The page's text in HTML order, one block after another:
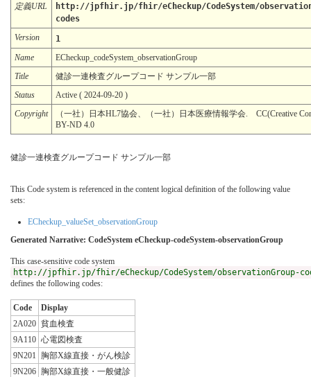
定義URL
http://jpfhir.jp/fhir/eCheckup/CodeSystem/
codes
Version
1
Name
ECheckup_codeSystem_observationGroup
Title
健診一連検査グループコード サンプル一部
Status
Active ( 2024-09-20 )
Copyright
（一社）日本HL7協会、（一社）日本医療情報学会. CC(Creative
BY-ND 4.0
健診一連検査グループコード サンプル一部
This Code system is referenced in the content logical definition of the following value
sets:
ECheckup_valueSet_observationGroup
Generated Narrative: CodeSystem eCheckup-codeSystem-observationGroup
This case-sensitive code system
http://jpfhir.jp/fhir/eCheckup/CodeSystem/observationGroup-
defines the following codes:
Code
Display
2A020 貧血検査
9A110 心電図検査
9N201
胸部X線直接・がん検診
9N206 胸部X線直接・一般健診